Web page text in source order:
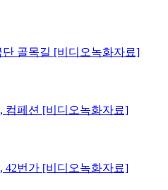
단 골목길 [비디오녹화자료]
, 컴페션 [비디오녹화자료]
42번가 [비디오녹화자료]